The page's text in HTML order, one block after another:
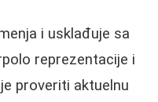
i usklađuje sa
reprezentacije i
proveriti aktuelnu